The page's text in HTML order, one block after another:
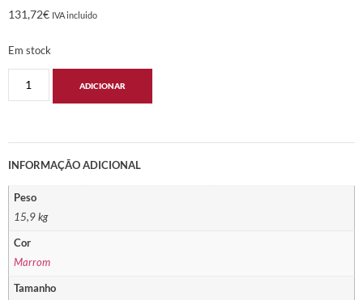
131,72€ IVA incluido
Em stock
ADICIONAR
INFORMAÇÃO ADICIONAL
Peso
15,9 kg
Cor
Marrom
Tamanho